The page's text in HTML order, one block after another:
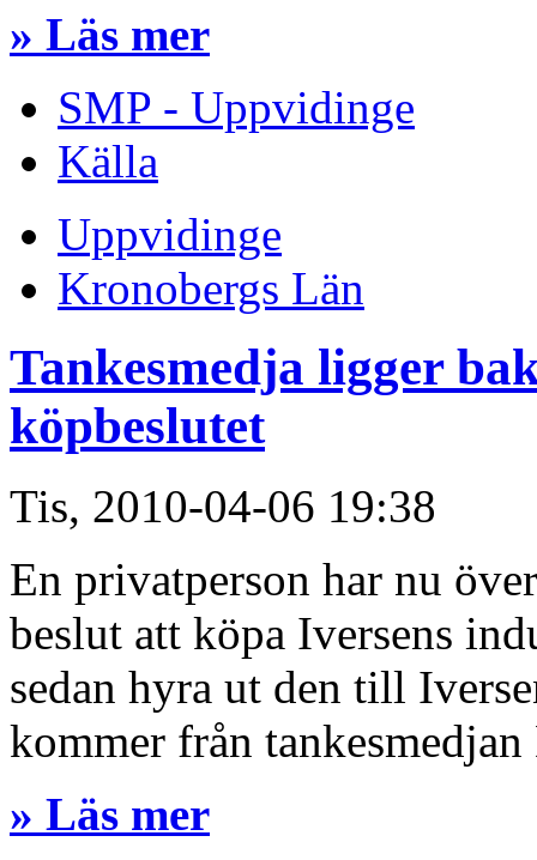
» Läs mer
SMP - Uppvidinge
Källa
Uppvidinge
Kronobergs Län
Tankesmedja ligger
köpbeslutet
Tis, 2010-04-06 19:38
En privatperson har nu
beslut att köpa Iversens
sedan hyra ut den till
kommer från
» Läs mer